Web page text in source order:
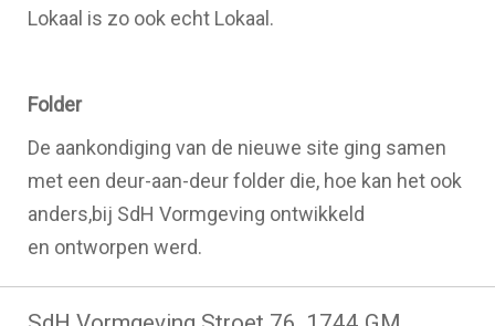
Lokaal is zo ook echt Lokaal.
Folder
De aankondiging van de nieuwe site ging samen
met een deur-aan-deur folder die, hoe kan het ook
anders,bij SdH Vormgeving ontwikkeld
en ontworpen werd.